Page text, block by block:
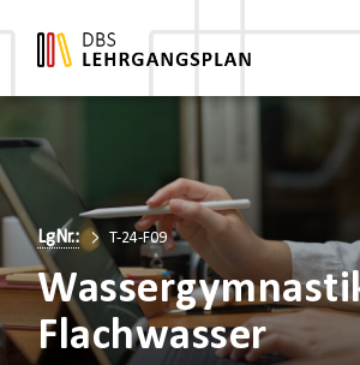
LgNr.: T-24-F09
Flachwasser